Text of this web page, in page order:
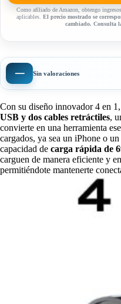
Como afiliado de Amazon, obtengo
aplicables. El precio mostrado se
cambiado. Consulta
— Sin valoraciones
Con su diseño innovador 4 en
USB y dos cables retráctiles,
convierte en una herramienta
cargados, ya sea un iPhone o
capacidad de carga rápida de
carguen de manera eficiente y
permitiéndote mantenerte